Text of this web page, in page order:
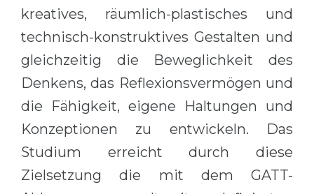
kreatives, räumlich-plastisches und
technisch-konstruktives Gestalten und
gleichzeitig die Beweglichkeit des
Denkens, das Reflexionsvermögen und
die Fähigkeit, eigene Haltungen und
Konzeptionen zu entwickeln. Das
Studium erreicht durch diese
Zielsetzung die mit dem GATT-